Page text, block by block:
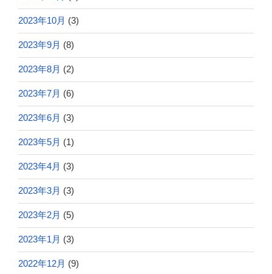
2023年10月 (3)
2023年9月 (8)
2023年8月 (2)
2023年7月 (6)
2023年6月 (3)
2023年5月 (1)
2023年4月 (3)
2023年3月 (3)
2023年2月 (5)
2023年1月 (3)
2022年12月 (9)